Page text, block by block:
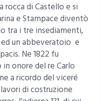
rocca di Castello e si
e Stampace diventò
tra i tre insediamenti,
un abbeveratoio e
Ne 1822 fu
onore del re Carlo
a ricordo del viceré
di costruzione